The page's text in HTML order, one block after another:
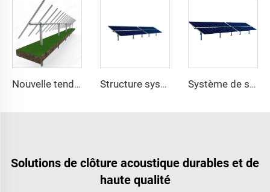
Nouvelle tendance système de suivi solaire à un axe structure de montage photovoltaïque lourde en acier avec service de découpe à prix avantageux Structure système de kits de suiveur solaire photovoltaïque à un axe lourd en acier du fabricant professionnel Système de suivi solaire monoculaire fabriqué en Chine avec moteur de rotation
Solutions de clôture acoustique durables et de
haute qualité